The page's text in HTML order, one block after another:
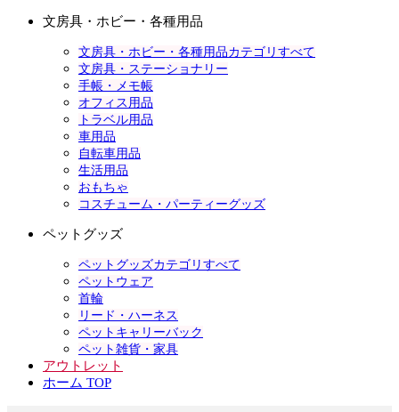
文房具・ホビー・各種用品
文房具・ホビー・各種用品カテゴリすべて
文房具・ステーショナリー
手帳・メモ帳
オフィス用品
トラベル用品
車用品
自転車用品
生活用品
おもちゃ
コスチューム・パーティーグッズ
ペットグッズ
ペットグッズカテゴリすべて
ペットウェア
首輪
リード・ハーネス
ペットキャリーバック
ペット雑貨・家具
アウトレット
ホーム TOP